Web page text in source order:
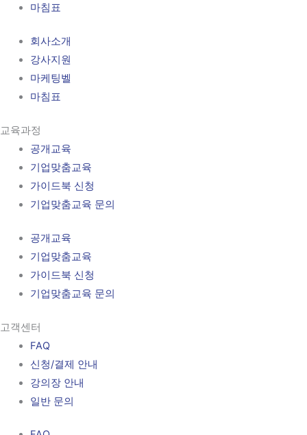
마침표
회사소개
강사지원
마케팅벨
마침표
교육과정
공개교육
기업맞춤교육
가이드북 신청
기업맞춤교육 문의
공개교육
기업맞춤교육
가이드북 신청
기업맞춤교육 문의
고객센터
FAQ
신청/결제 안내
강의장 안내
일반 문의